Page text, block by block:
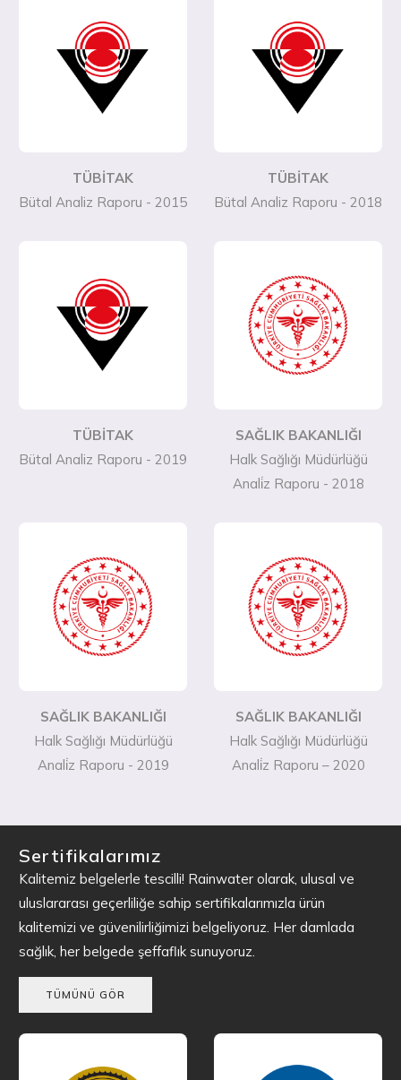
TÜBİTAK
Bütal Analiz Raporu - 2015
TÜBİTAK
Bütal Analiz Raporu - 2018
TÜBİTAK
Bütal Analiz Raporu - 2019
SAĞLIK BAKANLIĞI
Halk Sağlığı Müdürlüğü
Anali̇z Raporu - 2018
SAĞLIK BAKANLIĞI
Halk Sağlığı Müdürlüğü
Anali̇z Raporu - 2019
SAĞLIK BAKANLIĞI
Halk Sağlığı Müdürlüğü
Anali̇z Raporu – 2020
Sertifikalarımız
Kalitemiz belgelerle tescilli! Rainwater olarak, ulusal ve
uluslararası geçerliliğe sahip sertifikalarımızla ürün
kalitemizi ve güvenilirliğimizi belgeliyoruz. Her damlada
sağlık, her belgede şeffaflık sunuyoruz.
TÜMÜNÜ GÖR